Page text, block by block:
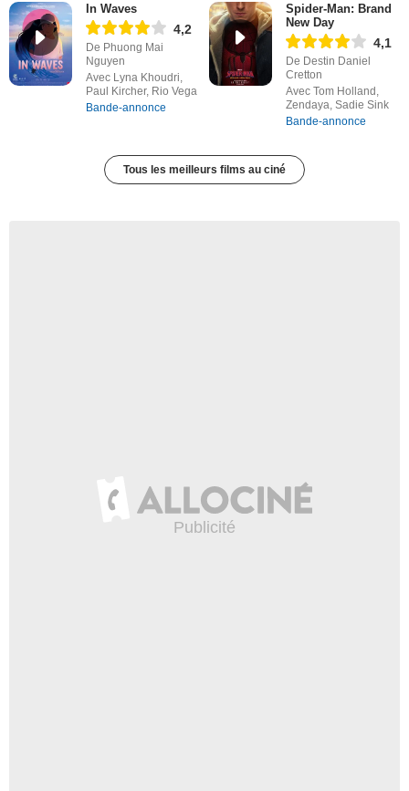
In Waves
4,2
De Phuong Mai
Nguyen
Avec Lyna Khoudri,
Paul Kircher, Rio Vega
Bande-annonce
Spider-Man: Brand
New Day
4,1
De Destin Daniel
Cretton
Avec Tom Holland,
Zendaya, Sadie Sink
Bande-annonce
Tous les meilleurs films au ciné